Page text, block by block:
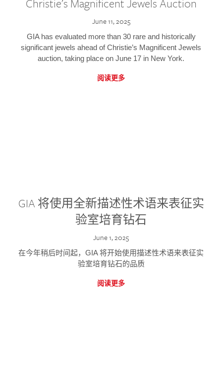
June 11, 2025
GIA has evaluated more than 30 rare and historically
significant jewels ahead of Christie’s Magnificent Jewels
auction, taking place on June 17 in New York.
阅读更多
GIA 将使用全新描述性术语来表征实
验室培育钻石
June 1, 2025
在今年稍后时间起，GIA 将开始使用描述性术语来表征实
验室培育钻石的品质
阅读更多